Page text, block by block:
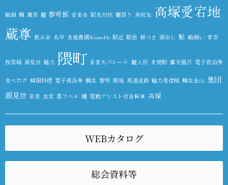
鵜飼 鯛 雑貨 雛 黎明館 音楽会 駅長対抗 雛祭り 高校生 高塚愛宕地
蔵尊 飲み会 鳥市 食感農園KazetoNe 駅近 駅前 餅つき 顔出し 鮎 鵜飼い 青空
鼓笛隊 顔見世 魅力 隈町 音楽大パレード 雛人形 麦焼酎 露天風呂 電子宿泊券
食べログ 韓国料理 電子商品券 鯛生 黎明 順延 高速道路 魅力発信隊 鯛生金山 集団
顔見世 音楽 食堂 黒ラベル 麺 電動アシスト付自転車 高塚
WEBカタログ
総会資料等